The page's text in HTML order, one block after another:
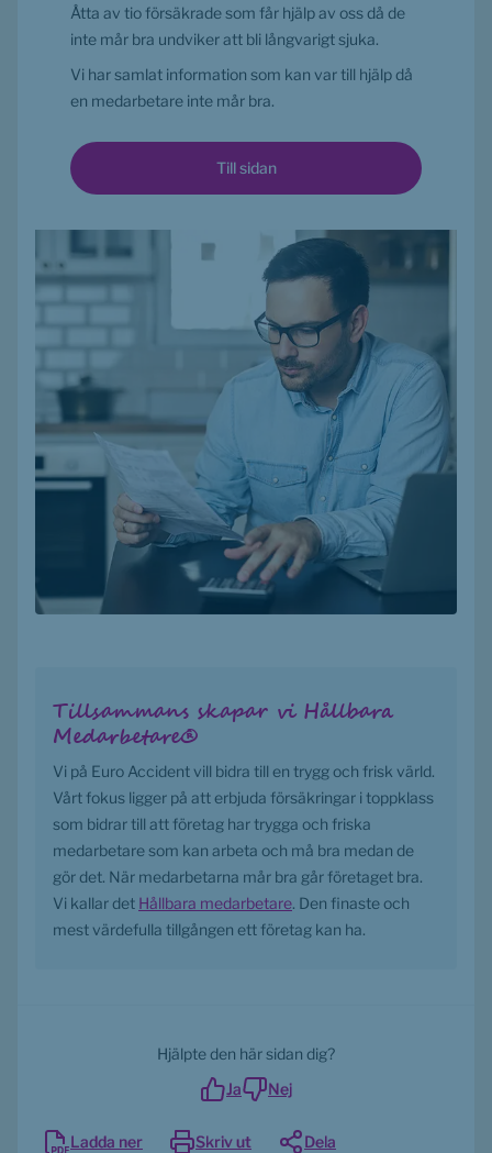
Åtta av tio försäkrade som får hjälp av oss då de
inte mår bra undviker att bli långvarigt sjuka.
Vi har samlat information som kan var till hjälp då
en medarbetare inte mår bra.
Till sidan
Tillsammans skapar vi Hållbara
Medarbetare®
Vi på Euro Accident vill bidra till en trygg och frisk värld.
Vårt fokus ligger på att erbjuda försäkringar i toppklass
som bidrar till att företag har trygga och friska
medarbetare som kan arbeta och må bra medan de
gör det. När medarbetarna mår bra går företaget bra.
Vi kallar det Hållbara medarbetare. Den finaste och
mest värdefulla tillgången ett företag kan ha.
Hjälpte den här sidan dig?
Ja
Nej
Ladda ner Skriv ut Dela